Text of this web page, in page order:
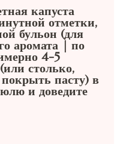
капуста
отметки,
бульон (для
аромата | по
4-5
столько,
пасту) в
и доведите